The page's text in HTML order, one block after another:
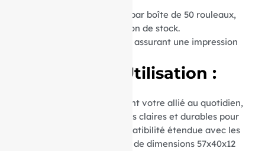
Vendus par boîte de 50 rouleaux,
optimisant ainsi votre gestion de stock.
Papier thermique, assurant une impression
Avantages d’Utilisation :
Ces rouleaux thermiques sont votre allié au quotidien,
garantissant des impressions claires et durables pour
vos transactions. Leur compatibilité étendue avec les
appareils utilisant du papier de dimensions 57x40x12